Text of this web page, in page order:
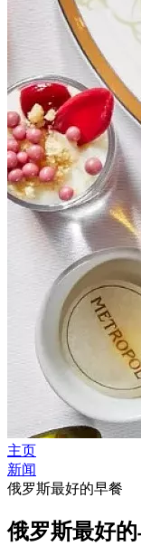
主页
新闻
俄罗斯最好的早餐
俄罗斯最好